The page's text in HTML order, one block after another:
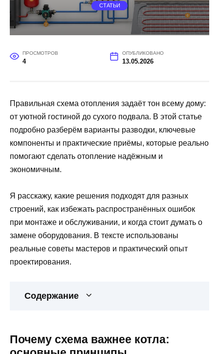
СТАТЬИ
ПРОСМОТРОВ
4
ОПУБЛИКОВАНО
13.05.2026
Правильная схема отопления задаёт тон всему дому:
от уютной гостиной до сухого подвала. В этой статье
подробно разберём варианты разводки, ключевые
компоненты и практические приёмы, которые реально
помогают сделать отопление надёжным и
экономичным.
Я расскажу, какие решения подходят для разных
строений, как избежать распространённых ошибок
при монтаже и обслуживании, и когда стоит думать о
замене оборудования. В тексте использованы
реальные советы мастеров и практический опыт
проектирования.
Содержание
Почему схема важнее котла: